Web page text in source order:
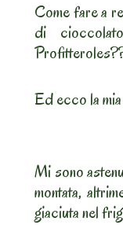
Come fare a
di
Ed ecco la
Mi sono
montata,
giaciuta nel